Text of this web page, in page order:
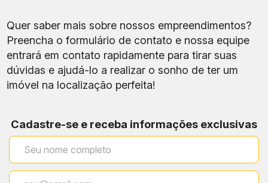
Quer saber mais sobre nossos empreendimentos?
Preencha o formulário de contato e nossa equipe
entrará em contato rapidamente para tirar suas
dúvidas e ajudá-lo a realizar o sonho de ter um
imóvel na localização perfeita!
Cadastre-se e receba informações exclusivas